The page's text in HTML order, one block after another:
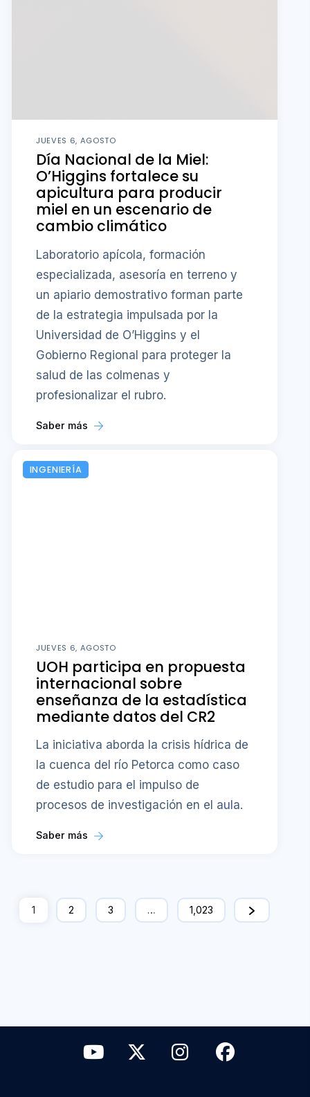
JUEVES 6, AGOSTO
Día Nacional de la Miel:
O’Higgins fortalece su
apicultura para producir
miel en un escenario de
cambio climático
Laboratorio apícola, formación
especializada, asesoría en terreno y
un apiario demostrativo forman parte
de la estrategia impulsada por la
Universidad de O’Higgins y el
Gobierno Regional para proteger la
salud de las colmenas y
profesionalizar el rubro.
Saber más
INGENIERÍA
JUEVES 6, AGOSTO
UOH participa en propuesta
internacional sobre
enseñanza de la estadística
mediante datos del CR2
La iniciativa aborda la crisis hídrica de
la cuenca del río Petorca como caso
de estudio para el impulso de
procesos de investigación en el aula.
Saber más
1 2 3 … 1,023